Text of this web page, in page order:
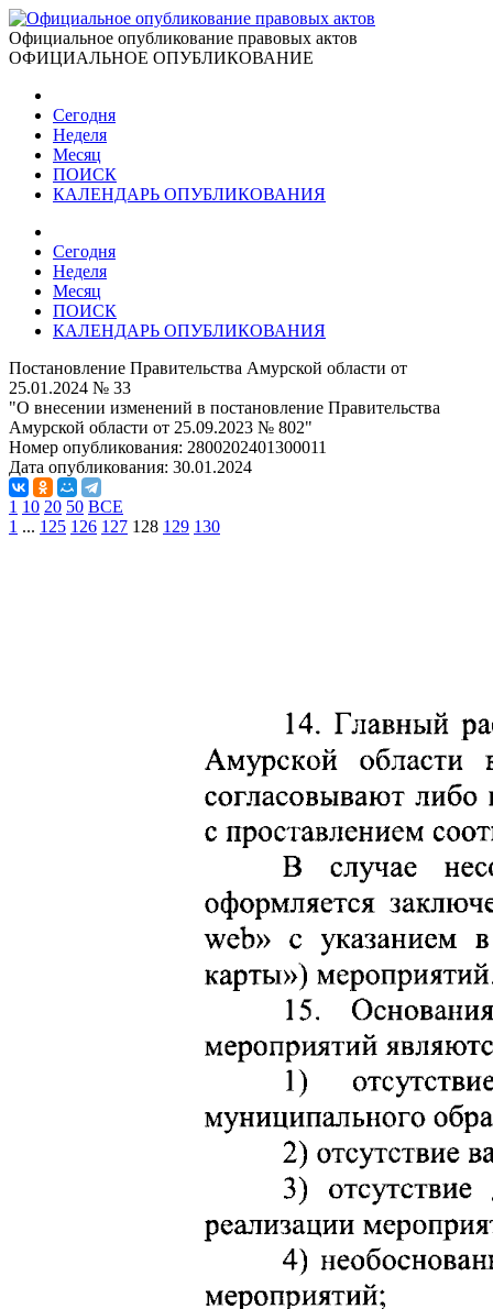
Официальное опубликование правовых актов
ОФИЦИАЛЬНОЕ ОПУБЛИКОВАНИЕ
Сегодня
Неделя
Месяц
ПОИСК
КАЛЕНДАРЬ ОПУБЛИКОВАНИЯ
Сегодня
Неделя
Месяц
ПОИСК
КАЛЕНДАРЬ ОПУБЛИКОВАНИЯ
Постановление Правительства Амурской области от
25.01.2024 № 33
"О внесении изменений в постановление Правительства
Амурской области от 25.09.2023 № 802"
Номер опубликования: 2800202401300011
Дата опубликования: 30.01.2024
1 10 20 50 ВСЕ
1 ... 125 126 127 128 129 130